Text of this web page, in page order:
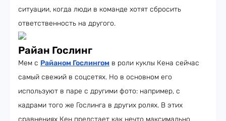
ситуации, когда люди в команде хотят сбросить
ответственность на другого.
Райан Гослинг
Мем с Райаном Гослингом в роли куклы Кена сейчас
самый свежий в соцсетях. Но в основном его
используют в паре с другими фото: например, с
кадрами того же Гослинга в других ролях. В этих
сравнениях Кен предстает как нечто максимально